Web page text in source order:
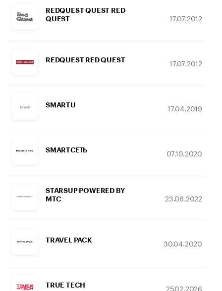
REDQUEST QUEST RED
QUEST
17.07.2012
REDQUEST RED QUEST 17.07.2012
SMARTU 17.04.2019
SMARTСЕТЬ 07.10.2020
STARSUP POWERED BY
МТС
23.06.2022
TRAVEL PACK 30.04.2020
TRUE TECH 25.02.2026